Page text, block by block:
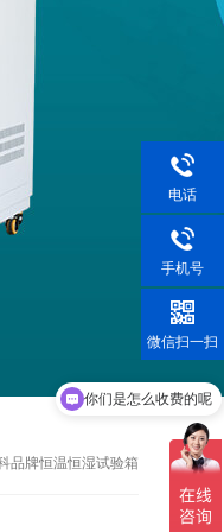
品牌恒温恒湿试验箱
电话
手机号
微信扫一扫
你们是怎么收费的呢
现在有优惠活动吗